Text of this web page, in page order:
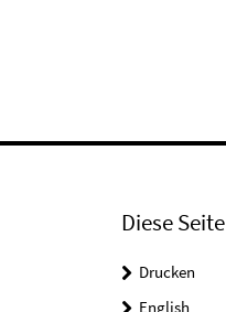
Diese Seite
Drucken
English